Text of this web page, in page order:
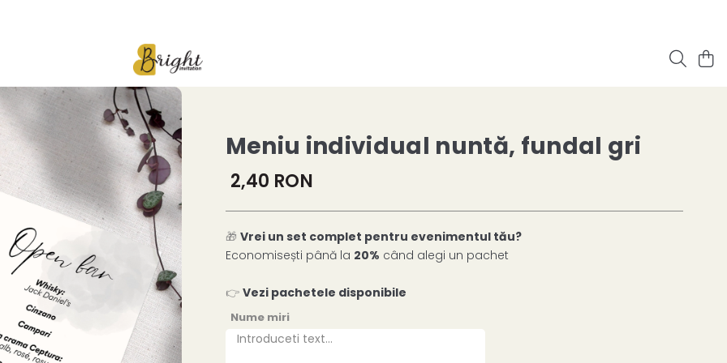
Meniu individual nuntă, fundal gri
2,40 RON
🎁 Vrei un set complet pentru evenimentul tău?
Economisești până la 20% când alegi un pachet
👉 Vezi pachetele disponibile
Nume miri